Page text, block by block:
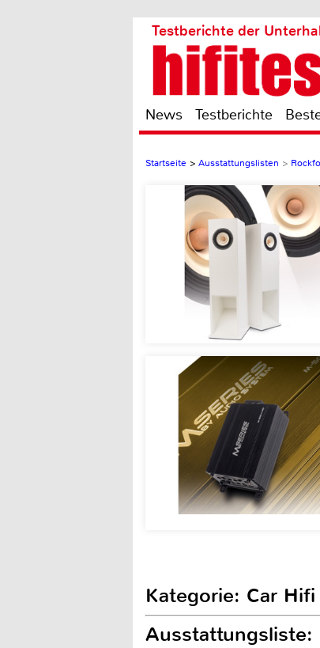
Testberichte der
News Testberichte
Startseite > Ausstattungslisten >
Kategorie: Car
Ausstattungsliste: